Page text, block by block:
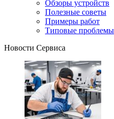
Обзоры устройств
Полезные советы
Примеры работ
Типовые проблемы
Новости Сервиса